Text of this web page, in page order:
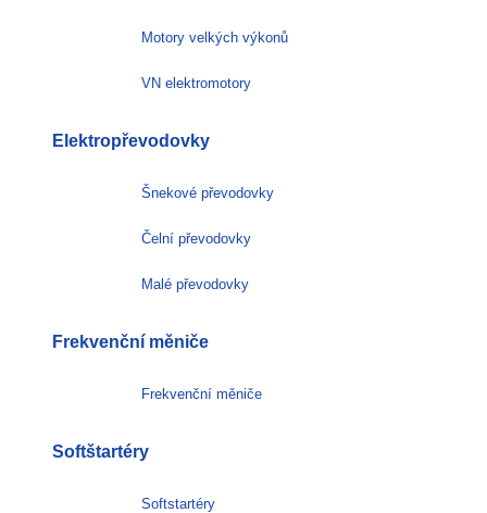
Motory velkých výkonů
VN elektromotory
Elektropřevodovky
Šnekové převodovky
Čelní převodovky
Malé převodovky
Frekvenční měniče
Frekvenční měniče
Softštartéry
Softstartéry